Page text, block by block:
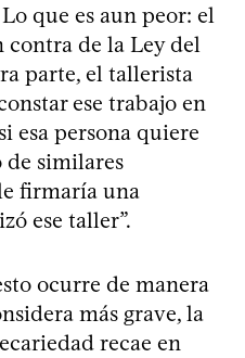
que es aun peor: el
de la Ley del
parte, el tallerista
ese trabajo en
esa persona quiere
de similares
firmaría una
ese taller”.
ocurre de manera
más grave, la
recae en